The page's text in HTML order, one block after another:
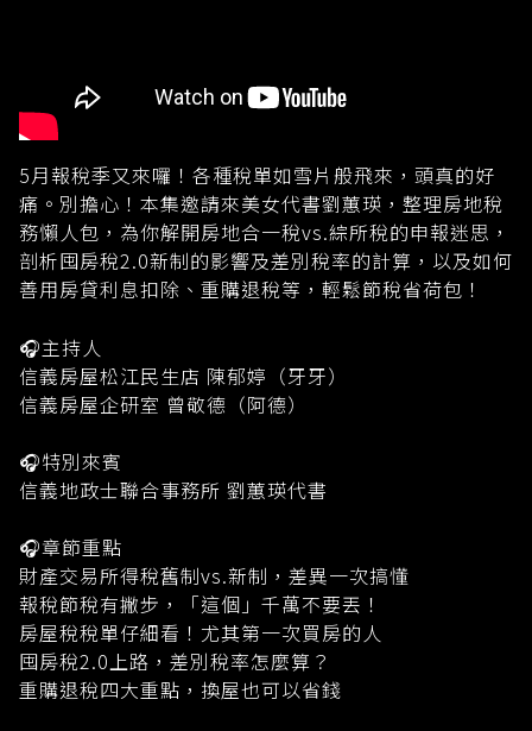
5月報稅季又來囉！各種稅單如雪片般飛來，頭真的好
痛。別擔心！本集邀請來美女代書劉蕙瑛，整理房地稅
務懶人包，為你解開房地合一稅vs.綜所稅的申報迷思，
剖析囤房稅2.0新制的影響及差別稅率的計算，以及如何
善用房貸利息扣除、重購退稅等，輕鬆節稅省荷包！
🎧主持人
信義房屋松江民生店 陳郁婷（牙牙）
信義房屋企研室 曾敬德（阿德）
🎧特別來賓
信義地政士聯合事務所 劉蕙瑛代書
🎧章節重點
財產交易所得稅舊制vs.新制，差異一次搞懂
報稅節稅有撇步，「這個」千萬不要丟！
房屋稅稅單仔細看！尤其第一次買房的人
囤房稅2.0上路，差別稅率怎麼算？
重購退稅四大重點，換屋也可以省錢